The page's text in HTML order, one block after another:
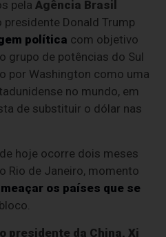
pelaAgência Brasil
Donald Trump
política com objetivo
grupo de potências do Sul
por Washington como uma
no mundo, em
de substituir o dólar nas
hoje ocorre dois meses
Rio de Janeiro, momento
os países que se
presidente da China, Xi